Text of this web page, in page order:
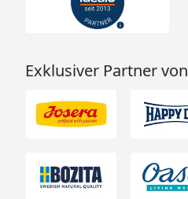
Exklusiver Partner von